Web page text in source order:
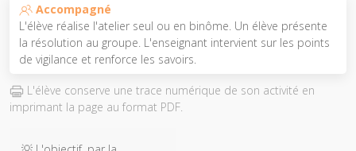
Accompagné
L'élève réalise l'atelier seul ou en binôme. Un élève présente
la résolution au groupe. L'enseignant intervient sur les points
de vigilance et renforce les savoirs.
L'élève conserve une trace numérique de son activité en
imprimant la page au format PDF.